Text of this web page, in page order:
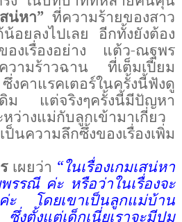
น่หา” ที่ความร้ายของสาว
น้อยลงไปเลย อีกทั้งยังต้อง
องเรื่องอย่าง แต้ว-ณฐพร
ความร้าวฉาน ที่เต็มเปี่ยม
คาแรคเตอร์ในครั้งนี้ฟังดู
ดิม แต่จริงๆครั้งนี้มีปัญหา
ว่างแม่กับลูกเข้ามาเกี่ยว
นความลึกซึ้งของเรื่องเพิ่ม
เผยว่า “ในเรื่องเกมเสน่หา
รรณี ค่ะ หรือว่าในเรื่องจะ
ค่ะ โดยเขาเป็นลูกแม่บ้าน
งตั้งแต่เด็กเนี่ยเราจะมีปม